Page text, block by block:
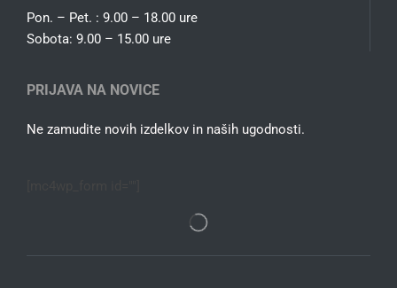
Pon. – Pet. : 9.00 – 18.00 ure
Sobota: 9.00 – 15.00 ure
PRIJAVA NA NOVICE
Ne zamudite novih izdelkov in naših ugodnosti.